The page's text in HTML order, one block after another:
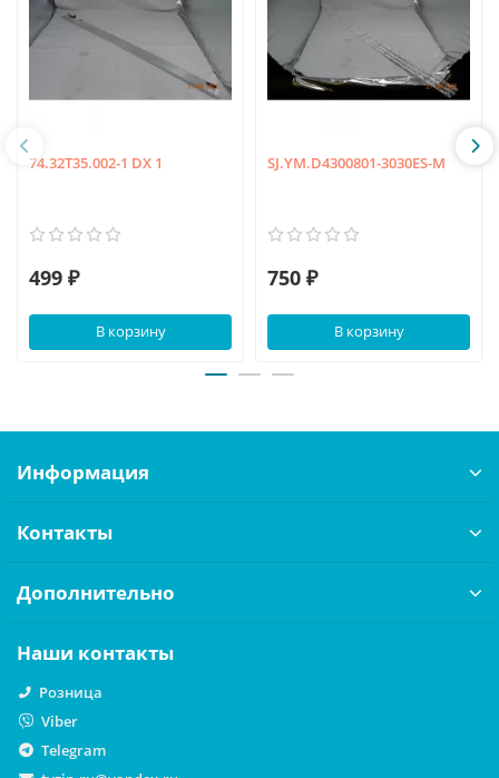
74.32T35.002-1 DX 1
499 ₽
В корзину
SJ.YM.D4300801-3030ES-M
750 ₽
В корзину
Информация
Контакты
Дополнительно
Наши контакты
Розница
Viber
Telegram